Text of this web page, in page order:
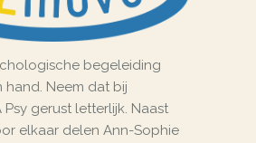
begeleiding
hand. Neem dat bij
Psy gerust letterlijk. Naast
elkaar delen Ann-Sophie